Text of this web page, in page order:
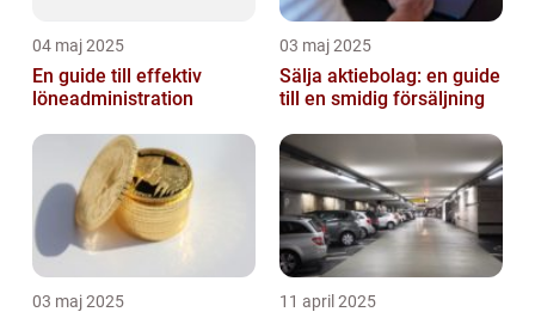
04 maj 2025
En guide till effektiv
löneadministration
03 maj 2025
Sälja aktiebolag: en guide
till en smidig försäljning
03 maj 2025 11 april 2025